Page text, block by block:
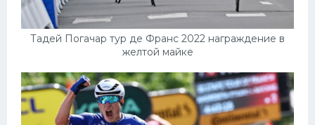
Тадей Погачар тур де Франс 2022 награждение в
желтой майке